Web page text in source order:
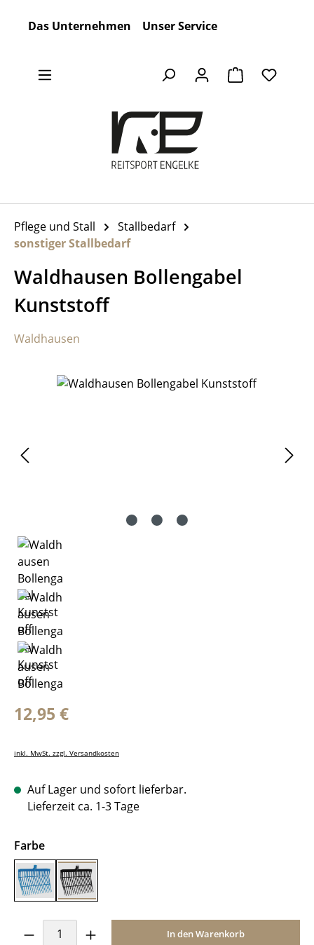
Das Unternehmen Unser Service
Warenkorb
Pflege und Stall
Stallbedarf
sonstiger Stallbedarf
Waldhausen Bollengabel
Kunststoff
Waldhausen
Bildergalerie überspringen
Regulärer Preis:
12,95 €
inkl. MwSt. zzgl. Versandkosten
Auf Lager und sofort lieferbar.
Lieferzeit ca. 1-3 Tage
Farbeauswählen
AzurblauSchwarz
Produkt Anzahl: Gib den gewünschten
In den Warenkorb